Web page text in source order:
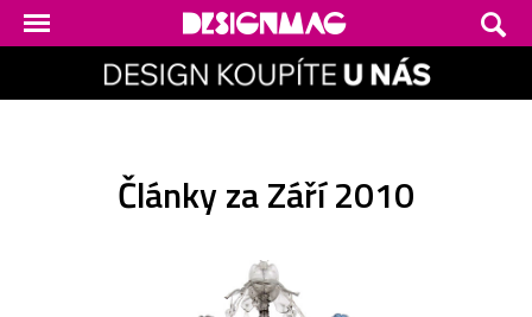
Články za Září 2010